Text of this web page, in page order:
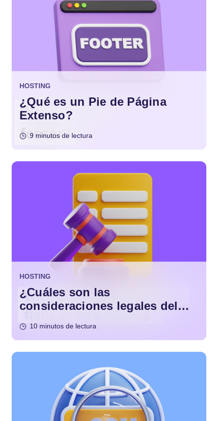
HOSTING
¿Qué es un Pie de Página
Extenso?
9 minutos de lectura
HOSTING
¿Cuáles son las
consideraciones legales del
10 minutos de lectura